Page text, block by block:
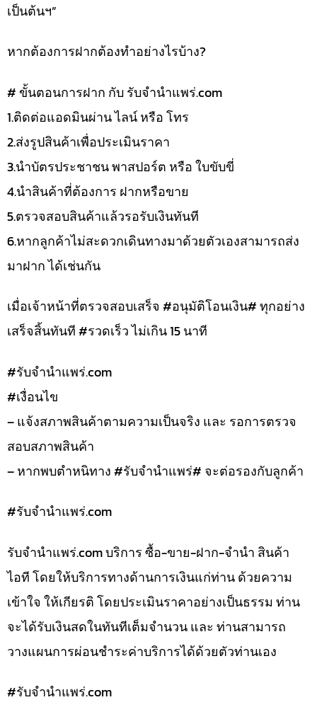
เป็นต้นฯ”
หากต้องการฝากต้องทำอย่างไรบ้าง?
# ขั้นตอนการฝาก กับ รับจำนำแพร่.com
1.ติดต่อแอดมินผ่าน ไลน์ หรือ โทร
2.ส่งรูปสินค้าเพื่อประเมินราคา
3.นำบัตรประชาชน พาสปอร์ต หรือ ใบขับขี่
4.นำสินค้าที่ต้องการ ฝากหรือขาย
5.ตรวจสอบสินค้าแล้วรอรับเงินทันที
6.หากลูกค้าไม่สะดวกเดินทางมาด้วยตัวเองสามารถส่ง
มาฝาก ได้เช่นกัน
เมื่อเจ้าหน้าที่ตรวจสอบเสร็จ #อนุมัติโอนเงิน# ทุกอย่าง
เสร็จสิ้นทันที #รวดเร็ว ไม่เกิน 15 นาที
#รับจํานําแพร่.com
#เงื่อนไข
– แจ้งสภาพสินค้าตามความเป็นจริง และ รอการตรวจ
สอบสภาพสินค้า
– หากพบตำหนิทาง #รับจำนำแพร่# จะต่อรองกับลูกค้า
#รับจํานําแพร่.com
รับจํานําแพร่.com บริการ ซื้อ-ขาย-ฝาก-จำนำ สินค้า
ไอที โดยให้บริการทางด้านการเงินแก่ท่าน ด้วยความ
เข้าใจ ให้เกียรติ โดยประเมินราคาอย่างเป็นธรรม ท่าน
จะได้รับเงินสดในทันทีเต็มจำนวน และ ท่านสามารถ
วางแผนการผ่อนชำระค่าบริการได้ด้วยตัวท่านเอง
#รับจํานําแพร่.com